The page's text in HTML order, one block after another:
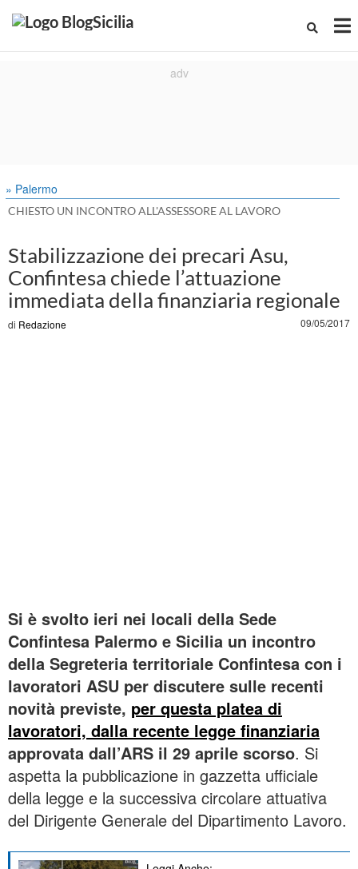
» Palermo
CHIESTO UN INCONTRO ALL'ASSESSORE AL LAVORO
Stabilizzazione dei precari Asu,
Confintesa chiede l’attuazione
immediata della finanziaria regionale
di Redazione 09/05/2017
Si è svolto ieri nei locali della Sede
Confintesa Palermo e Sicilia un incontro
della Segreteria territoriale Confintesa con i
lavoratori ASU per discutere sulle recenti
novità previste, per questa platea di
lavoratori, dalla recente legge finanziaria
approvata dall’ARS il 29 aprile scorso. Si
aspetta la pubblicazione in gazzetta ufficiale
della legge e la successiva circolare attuativa
del Dirigente Generale del Dipartimento Lavoro.